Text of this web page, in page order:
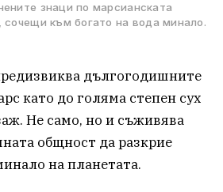
знаци по марсианската
сочещи към богато на вода минало.
дългогодишните
като до голяма степен сух
Не само, но и съживява
общност да разкрие
на планетата.